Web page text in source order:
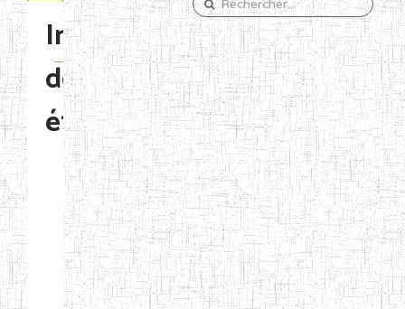
Immatriculation
des
établissements
Etablissements
d'enseignement
normal